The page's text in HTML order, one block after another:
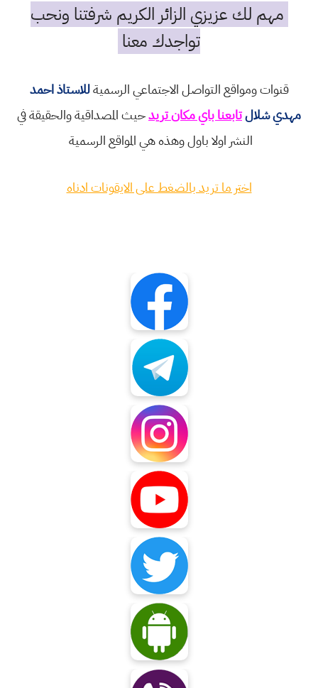
مهم لك عزيزي الزائر الكريم شرفتنا ونحب
تواجدك معنا
قنوات ومواقع التواصل الاجتماعي الرسميةللاستاذ احمد
مهدي شلالتابعنا باي مكان تريدحيث المصداقية والحقيقة في
النشر اولا باول وهذه هي المواقع الرسمية
اختر ما تريد بالضغط على الايقونات ادناه